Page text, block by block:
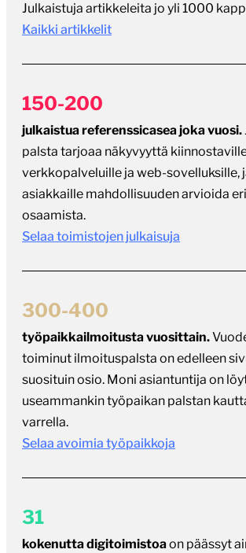
Julkaistuja artikkeleita jo yli 1000
Kaikki artikkelit
150-200
julkaistua referenssicasea joka vuosi.
palsta tarjoaa näkyvyyttä
verkkopalveluille ja web-sovelluksille,
asiakkaille mahdollisuuden arvioida
osaamista.
Selaa toimistojen julkaisuja
300-400
työpaikkailmoitusta vuosittain.
toiminut ilmoituspalsta on edelleen
suosituin osio. Moni asiantuntija on
useammankin työpaikan palstan
varrella.
Selaa avoimia työpaikkoja
31
kokenutta digitoimistoaon päässyt